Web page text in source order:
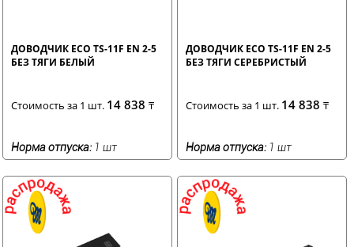
ДОВОДЧИК ECO TS-11F EN 2-5
БЕЗ ТЯГИ БЕЛЫЙ
Стоимость за 1 шт. 14 838 ₸
Норма отпуска: 1 шт
ДОВОДЧИК ECO TS-11F EN 2-5
БЕЗ ТЯГИ СЕРЕБРИСТЫЙ
Стоимость за 1 шт. 14 838₸
Норма отпуска: 1 шт